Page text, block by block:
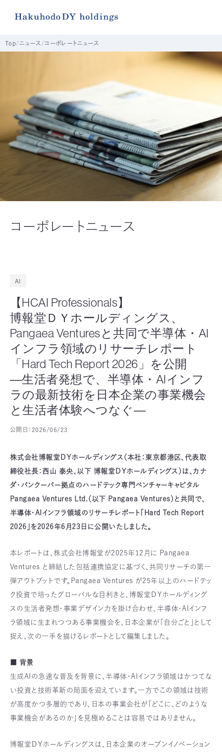
コーポレートニュース
Top ニュース コーポレートニュース
AI
【HCAI Professionals】
博報堂ＤＹホールディングス、
Pangaea Venturesと共同で半導体・AI
インフラ領域のリサーチレポート
「Hard Tech Report 2026」を公開
―生活者発想で、半導体・AIインフ
ラの最新技術を日本企業の事業機会
と生活者体験へつなぐ―
公開日： 2026/06/23
株式会社博報堂ＤＹホールディングス（本社：東京都港区、代表取
締役社長：西山 泰央、以下 博報堂ＤＹホールディングス）は、カナ
ダ・バンクーバー拠点のハードテック専門ベンチャーキャピタル
Pangaea Ventures Ltd.（以下 Pangaea Ventures）と共同で、
半導体・AIインフラ領域のリサーチレポート「Hard Tech Report
2026」を2026年6月23日に公開いたしました。
本レポートは、株式会社博報堂が2025年12月に Pangaea
Ventures と締結した包括連携協定に基づく、共同リサーチの第一
弾アウトプットです。Pangaea Ventures が25年以上のハードテッ
ク投資で培ったグローバルな目利きと、博報堂ＤＹホールディング
スの生活者発想・事業デザイン力を掛け合わせ、半導体・AIインフ
ラ領域に生まれつつある事業機会を、日本企業が「自分ごと」として
捉え、次の一手を描けるレポートとして編集しました。
■ 背景
生成AIの急速な普及を背景に、半導体・AIインフラ領域はかつてな
い投資と技術革新の局面を迎えています。一方でこの領域は技術
が高度かつ多層的であり、日本の事業会社が「どこに、どのような
事業機会があるのか」を見極めることは容易ではありません。
博報堂ＤＹホールディングスは、日本企業のオープンイノベーション